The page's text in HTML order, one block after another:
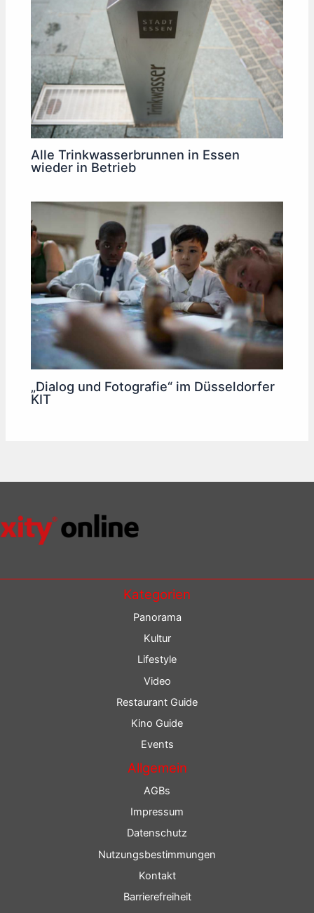
Alle Trinkwasserbrunnen in Essen
wieder in Betrieb
„Dialog und Fotografie“ im Düsseldorfer
KIT
Kategorien
Panorama
Kultur
Lifestyle
Video
Restaurant Guide
Kino Guide
Events
Allgemein
AGBs
Impressum
Datenschutz
Nutzungsbestimmungen
Kontakt
Barrierefreiheit